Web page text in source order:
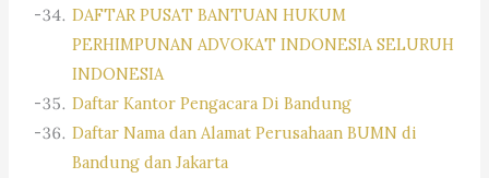
DAFTAR PUSAT BANTUAN HUKUM
PERHIMPUNAN ADVOKAT INDONESIA SELURUH
INDONESIA
Daftar Kantor Pengacara Di Bandung
Daftar Nama dan Alamat Perusahaan BUMN di
Bandung dan Jakarta